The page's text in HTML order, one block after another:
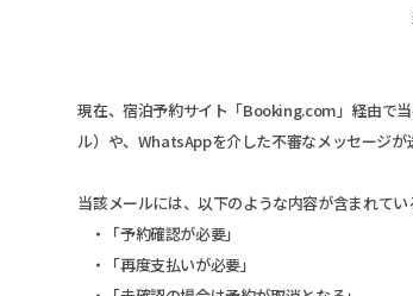
現在、宿泊予約サイト「Booking.com」経由で
ル）や、WhatsAppを介した不審なメッセージが
当該メールには、以下のような内容が含まれてい
・「予約確認が必要」
・「再度支払いが必要」